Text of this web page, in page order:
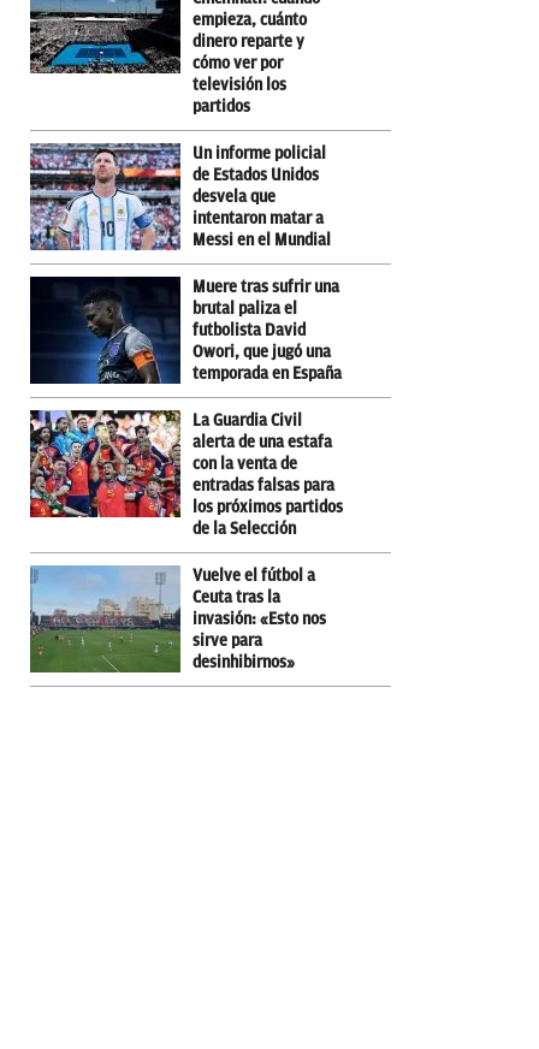
empieza, cuánto
dinero reparte y
cómo ver por
televisión los
partidos
Un informe policial
de Estados Unidos
desvela que
intentaron matar a
Messi en el Mundial
Muere tras sufrir una
brutal paliza el
futbolista David
Owori, que jugó una
temporada en España
La Guardia Civil
alerta de una estafa
con la venta de
entradas falsas para
los próximos partidos
de la Selección
Vuelve el fútbol a
Ceuta tras la
invasión: «Esto nos
sirve para
desinhibirnos»